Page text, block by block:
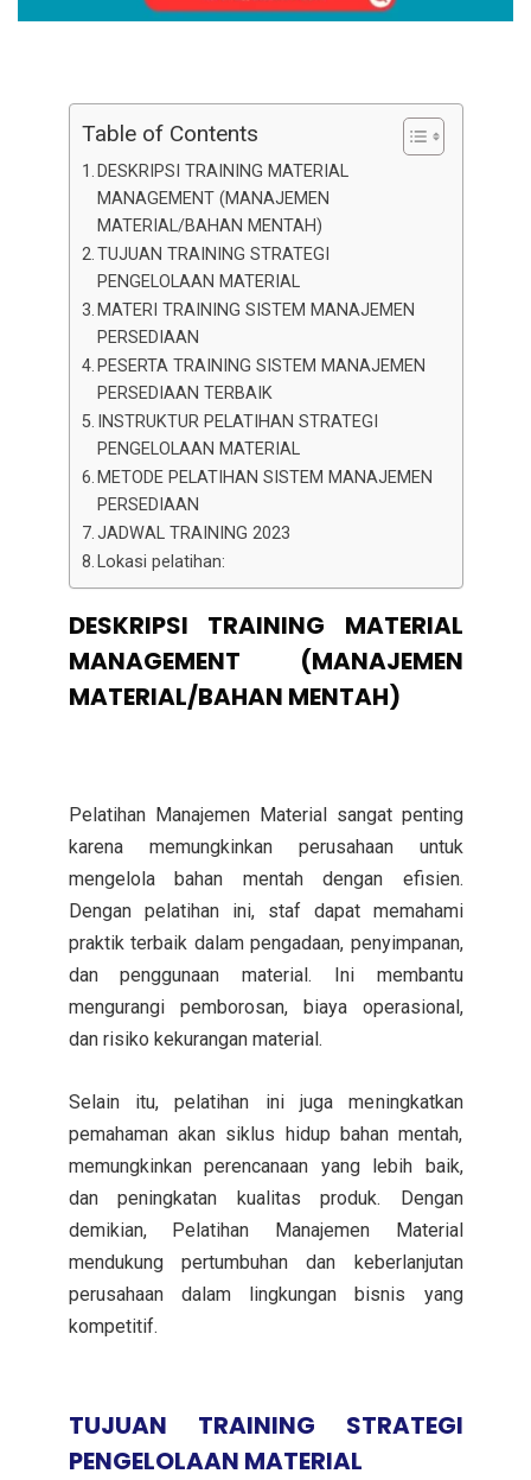
Table of Contents
DESKRIPSI TRAINING MATERIAL
MANAGEMENT (MANAJEMEN
MATERIAL/BAHAN MENTAH)
TUJUAN TRAINING STRATEGI
PENGELOLAAN MATERIAL
MATERI TRAINING SISTEM MANAJEMEN
PERSEDIAAN
PESERTA TRAINING SISTEM MANAJEMEN
PERSEDIAAN TERBAIK
INSTRUKTUR PELATIHAN STRATEGI
PENGELOLAAN MATERIAL
METODE PELATIHAN SISTEM MANAJEMEN
PERSEDIAAN
JADWAL TRAINING 2023
Lokasi pelatihan:
DESKRIPSI TRAINING MATERIAL
MANAGEMENT (MANAJEMEN
MATERIAL/BAHAN MENTAH)
Pelatihan Manajemen Material sangat penting
karena memungkinkan perusahaan untuk
mengelola bahan mentah dengan efisien.
Dengan pelatihan ini, staf dapat memahami
praktik terbaik dalam pengadaan, penyimpanan,
dan penggunaan material. Ini membantu
mengurangi pemborosan, biaya operasional,
dan risiko kekurangan material.
Selain itu, pelatihan ini juga meningkatkan
pemahaman akan siklus hidup bahan mentah,
memungkinkan perencanaan yang lebih baik,
dan peningkatan kualitas produk. Dengan
demikian, Pelatihan Manajemen Material
mendukung pertumbuhan dan keberlanjutan
perusahaan dalam lingkungan bisnis yang
kompetitif.
TUJUAN TRAINING STRATEGI
PENGELOLAAN MATERIAL